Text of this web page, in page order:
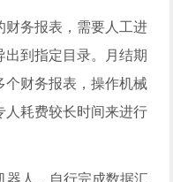
务报表，需要人工进
出到指定目录。月结期
个财务报表，操作机械
人耗费较长时间来进行
人，自行完成数据汇